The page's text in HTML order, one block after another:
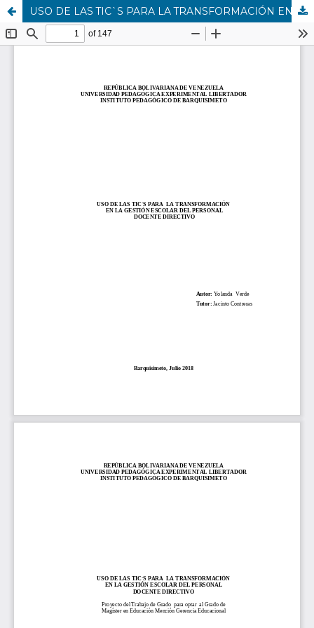
USO DE LAS TIC`S PARA LA TRANSFORMACIÓN EN LA GESTIÓN ESCOLAR DEL PERSONAL DOCENTE DIRECTIVO